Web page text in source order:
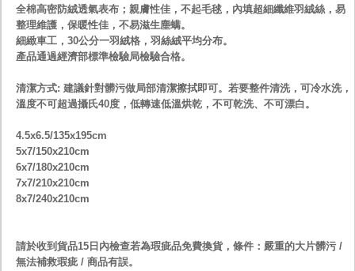
全棉高密防絨透氣表布；親膚性佳，不起毛毬，內填超細纖維羽絨絲，易
整理維護，保暖性佳，不易滋生塵螨。
細緻車工，30公分一羽絨格，羽絲絨平均分布。
產品通過經濟部標準檢驗局檢驗合格。
清潔方式: 建議針對髒污做局部清潔擦拭即可。若要整件清洗，可冷水洗，
溫度不可超過攝氏40度，低轉速低溫烘乾，不可乾洗、不可漂白。
4.5x6.5/135x195cm
5x7/150x210cm
6x7/180x210cm
7x7/210x210cm
8x7/240x210cm
請於收到貨品15日內檢查若為瑕疵品免費換貨，條件：嚴重的大片髒污 /
無法補救瑕疵 / 商品有誤。